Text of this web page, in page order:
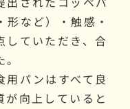
など）・触感・
していただき、合
用パンはすべて良
向上していると